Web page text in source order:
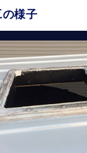
の様子